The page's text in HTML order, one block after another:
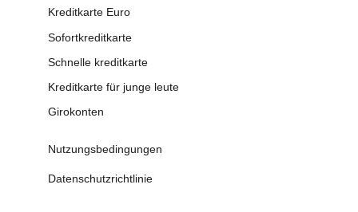
Datenschutzrichtlinie
Nutzungsbedingungen
Kreditkarte Euro
Sofortkreditkarte
Schnelle kreditkarte
Kreditkarte für junge leute
Girokonten